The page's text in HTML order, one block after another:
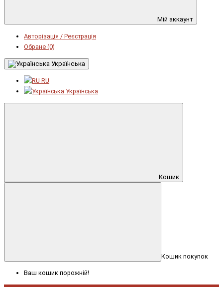
Мій аккаунт
Авторізація / Реєстрація
Обране (0)
Українська
RU
Українська
Кошик
Кошик покупок
Ваш кошик порожній!